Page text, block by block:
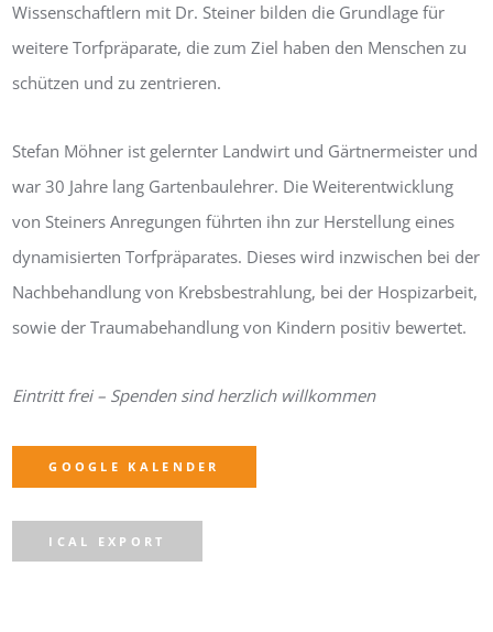
Wissenschaftlern mit Dr. Steiner bilden die Grundlage für
weitere Torfpräparate, die zum Ziel haben den Menschen zu
schützen und zu zentrieren.
Stefan Möhner ist gelernter Landwirt und Gärtnermeister und
war 30 Jahre lang Gartenbaulehrer. Die Weiterentwicklung
von Steiners Anregungen führten ihn zur Herstellung eines
dynamisierten Torfpräparates. Dieses wird inzwischen bei der
Nachbehandlung von Krebsbestrahlung, bei der Hospizarbeit,
sowie der Trauma­behandlung von Kindern positiv bewertet.
Eintritt frei – Spenden sind herzlich willkommen
GOOGLE KALENDER
ICAL EXPORT